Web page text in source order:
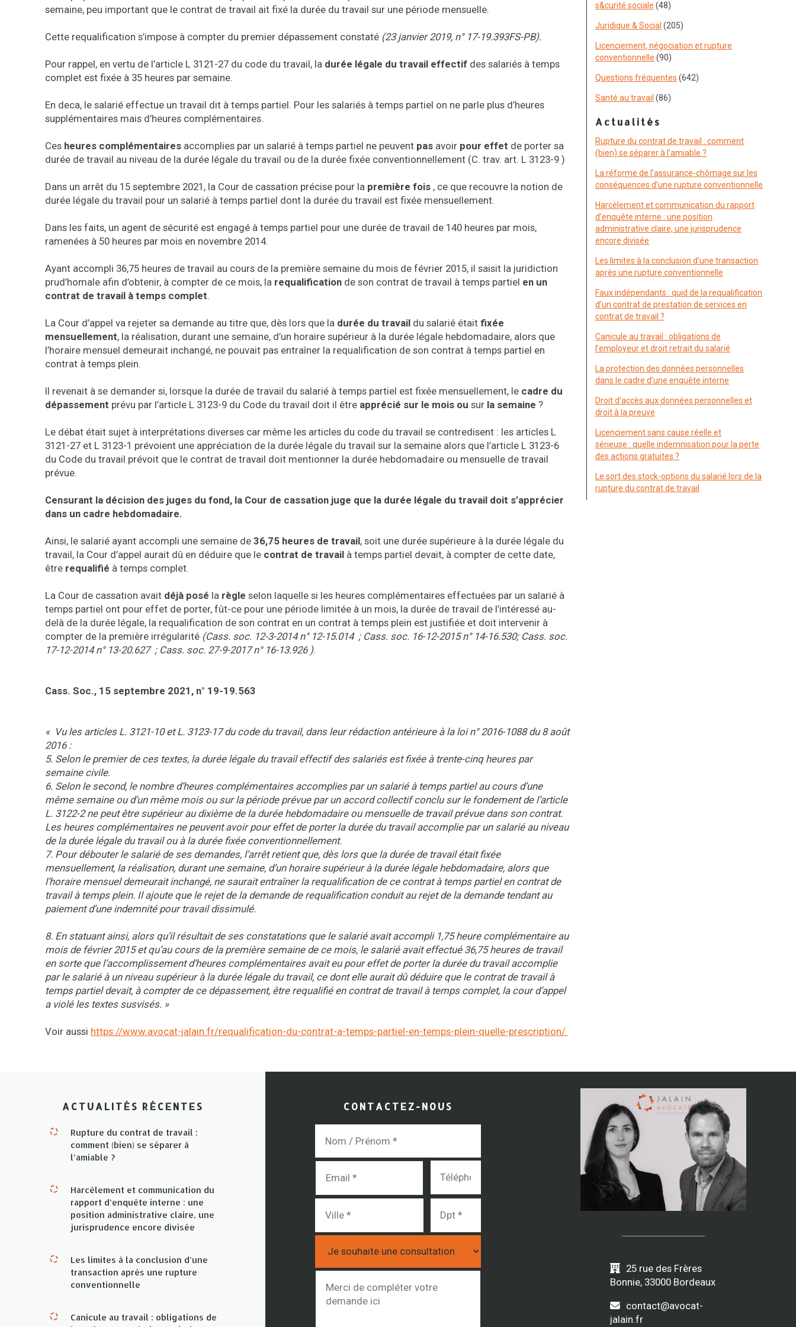
semaine, peu important que le contrat de travail ait fixé la durée du travail sur une période mensuelle.
Cette requalification s’impose à compter du premier dépassement constaté (23 janvier 2019, n° 17-19.393FS-PB).
Pour rappel, en vertu de l’article L 3121-27 du code du travail, la durée légale du travail effectif des salariés à temps
complet est fixée à 35 heures par semaine.
En deca, le salarié effectue un travail dit à temps partiel. Pour les salariés à temps partiel on ne parle plus d’heures
supplémentaires mais d’heures complémentaires.
Ces heures complémentaires accomplies par un salarié à temps partiel ne peuvent pas avoir pour effet de porter sa
durée de travail au niveau de la durée légale du travail ou de la durée fixée conventionnellement (C. trav. art. L 3123-9 )
Dans un arrêt du 15 septembre 2021, la Cour de cassation précise pour la première fois , ce que recouvre la notion de
durée légale du travail pour un salarié à temps partiel dont la durée du travail est fixée mensuellement.
Dans les faits, un agent de sécurité est engagé à temps partiel pour une durée de travail de 140 heures par mois,
ramenées à 50 heures par mois en novembre 2014.
Ayant accompli 36,75 heures de travail au cours de la première semaine du mois de février 2015, il saisit la juridiction
prud’homale afin d’obtenir, à compter de ce mois, la requalification de son contrat de travail à temps partiel en un
contrat de travail à temps complet.
La Cour d’appel va rejeter sa demande au titre que, dès lors que la durée du travail du salarié était fixée
mensuellement, la réalisation, durant une semaine, d’un horaire supérieur à la durée légale hebdomadaire, alors que
l’horaire mensuel demeurait inchangé, ne pouvait pas entraîner la requalification de son contrat à temps partiel en
contrat à temps plein.
Il revenait à se demander si, lorsque la durée de travail du salarié à temps partiel est fixée mensuellement, le cadre du
dépassement prévu par l’article L 3123-9 du Code du travail doit il être apprécié sur le mois ou sur la semaine ?
Le débat était sujet à interprétations diverses car même les articles du code du travail se contredisent : les articles L
3121-27 et L 3123-1 prévoient une appréciation de la durée légale du travail sur la semaine alors que l’article L 3123-6
du Code du travail prévoit que le contrat de travail doit mentionner la durée hebdomadaire ou mensuelle de travail
prévue.
Censurant la décision des juges du fond, la Cour de cassation juge que la durée légale du travail doit s’apprécier
dans un cadre hebdomadaire.
Ainsi, le salarié ayant accompli une semaine de 36,75 heures de travail, soit une durée supérieure à la durée légale du
travail, la Cour d’appel aurait dû en déduire que le contrat de travail à temps partiel devait, à compter de cette date,
être requalifié à temps complet.
La Cour de cassation avait déjà posé la règle selon laquelle si les heures complémentaires effectuées par un salarié à
temps partiel ont pour effet de porter, fût-ce pour une période limitée à un mois, la durée de travail de l’intéressé au-
delà de la durée légale, la requalification de son contrat en un contrat à temps plein est justifiée et doit intervenir à
compter de la première irrégularité (Cass. soc. 12-3-2014 n° 12-15.014 ; Cass. soc. 16-12-2015 n° 14-16.530; Cass. soc.
17-12-2014 n° 13-20.627 ; Cass. soc. 27-9-2017 n° 16-13.926 ).
Cass. Soc., 15 septembre 2021, n° 19-19.563
« Vu les articles L. 3121-10 et L. 3123-17 du code du travail, dans leur rédaction antérieure à la loi n° 2016-1088 du 8 août
2016 :
5. Selon le premier de ces textes, la durée légale du travail effectif des salariés est fixée à trente-cinq heures par
semaine civile.
6. Selon le second, le nombre d’heures complémentaires accomplies par un salarié à temps partiel au cours d’une
même semaine ou d’un même mois ou sur la période prévue par un accord collectif conclu sur le fondement de l’article
L. 3122-2 ne peut être supérieur au dixième de la durée hebdomadaire ou mensuelle de travail prévue dans son contrat.
Les heures complémentaires ne peuvent avoir pour effet de porter la durée du travail accomplie par un salarié au niveau
de la durée légale du travail ou à la durée fixée conventionnellement.
7. Pour débouter le salarié de ses demandes, l’arrêt retient que, dès lors que la durée de travail était fixée
mensuellement, la réalisation, durant une semaine, d’un horaire supérieur à la durée légale hebdomadaire, alors que
l’horaire mensuel demeurait inchangé, ne saurait entraîner la requalification de ce contrat à temps partiel en contrat de
travail à temps plein. Il ajoute que le rejet de la demande de requalification conduit au rejet de la demande tendant au
paiement d’une indemnité pour travail dissimulé.
8. En statuant ainsi, alors qu’il résultait de ses constatations que le salarié avait accompli 1,75 heure complémentaire au
mois de février 2015 et qu’au cours de la première semaine de ce mois, le salarié avait effectué 36,75 heures de travail
en sorte que l’accomplissement d’heures complémentaires avait eu pour effet de porter la durée du travail accomplie
par le salarié à un niveau supérieur à la durée légale du travail, ce dont elle aurait dû déduire que le contrat de travail à
temps partiel devait, à compter de ce dépassement, être requalifié en contrat de travail à temps complet, la cour d’appel
a violé les textes susvisés. »
Voir aussi https://www.avocat-jalain.fr/requalification-du-contrat-a-temps-partiel-en-temps-plein-quelle-prescription/
s&curité sociale (48)
Juridique & Social (205)
Licenciement, négociation et rupture
conventionnelle (90)
Questions fréquentes (642)
Santé au travail (86)
Actualités
Rupture du contrat de travail : comment
(bien) se séparer à l’amiable ?
La réforme de l’assurance-chômage sur les
conséquences d’une rupture conventionnelle
Harcèlement et communication du rapport
d’enquête interne : une position
administrative claire, une jurisprudence
encore divisée
Les limites à la conclusion d’une transaction
après une rupture conventionnelle
Faux indépendants : quid de la requalification
d’un contrat de prestation de services en
contrat de travail ?
Canicule au travail : obligations de
l’employeur et droit retrait du salarié
La protection des données personnelles
dans le cadre d’une enquête interne
Droit d’accès aux données personnelles et
droit à la preuve
Licenciement sans cause réelle et
sérieuse : quelle indemnisation pour la perte
des actions gratuites ?
Le sort des stock-options du salarié lors de la
rupture du contrat de travail
ACTUALITÉS RÉCENTES
Rupture du contrat de travail :
comment (bien) se séparer à
l’amiable ?
Harcèlement et communication du
rapport d’enquête interne : une
position administrative claire, une
jurisprudence encore divisée
Les limites à la conclusion d’une
transaction après une rupture
conventionnelle
Canicule au travail : obligations de
CONTACTEZ-NOUS
25 rue des Frères
Bonnie, 33000 Bordeaux
contact@avocat-
jalain.fr